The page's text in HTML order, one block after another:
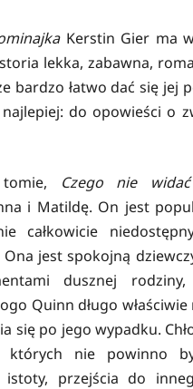
Kerstin Gier ma
lekka, zabawna,
bardzo łatwo dać się jej
do opowieści o
Czego nie
i Matildę. On jest
całkowicie
jest spokojną
dusznej rodziny,
Quinn długo właściwie
się po jego wypadku.
których nie powinno
istoty, przejścia do